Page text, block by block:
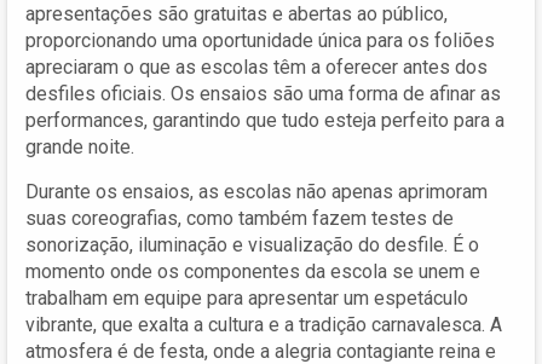
apresentações são gratuitas e abertas ao público,
proporcionando uma oportunidade única para os foliões
apreciaram o que as escolas têm a oferecer antes dos
desfiles oficiais. Os ensaios são uma forma de afinar as
performances, garantindo que tudo esteja perfeito para a
grande noite.
Durante os ensaios, as escolas não apenas aprimoram
suas coreografias, como também fazem testes de
sonorização, iluminação e visualização do desfile. É o
momento onde os componentes da escola se unem e
trabalham em equipe para apresentar um espetáculo
vibrante, que exalta a cultura e a tradição carnavalesca. A
atmosfera é de festa, onde a alegria contagiante reina e